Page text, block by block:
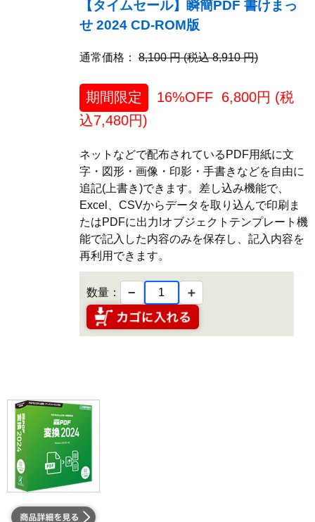
【タイムセール】瞬簡PDF 書けまっ
せ 2024 CD-ROM版
通常価格：8,100 円 (税込 8,910 円)
期間限定 16%OFF 6,800円 (税
込7,480円)
ネットなどで配布されているPDF用紙に文
字・図形・画像・印影・手書きなどを自由に
追記(上書き)できます。差し込み機能で、
Excel、CSVからデータを取り込んで印刷ま
たはPDFに出力!オブジェクトテンプレート機
能で記入した内容のみを保存し、記入内容を
再利用できます。
数量： − ＋